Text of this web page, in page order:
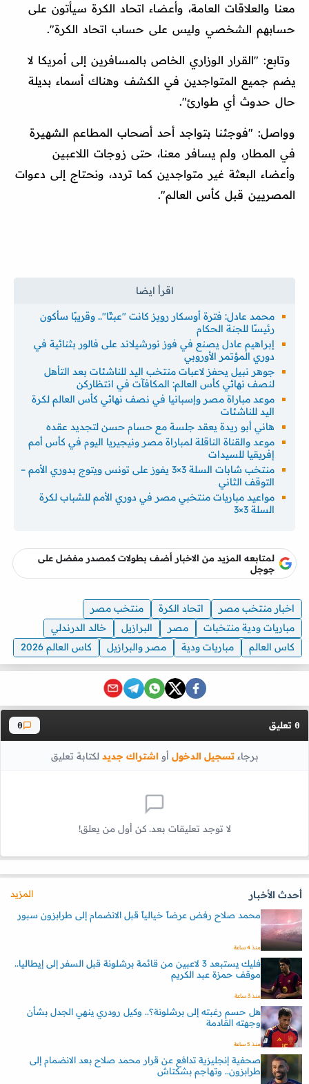
معنا والعلاقات العامة، وأعضاء اتحاد الكرة سيأتون على
حسابهم الشخصي وليس على حساب اتحاد الكرة".
وتابع: "القرار الوزاري الخاص بالمسافرين إلى أمريكا لا
يضم جميع المتواجدين في الكشف وهناك أسماء بديلة
حال حدوث أي طوارئ".
وواصل: "فوجئنا بتواجد أحد أصحاب المطاعم الشهيرة
في المطار، ولم يسافر معنا، حتى زوجات اللاعبين
وأعضاء البعثة غير متواجدين كما تردد، ونحتاج إلى دعوات
المصريين قبل كأس العالم".
محمد عادل: فترة أوسكار رويز كانت "عبثًا".. وقريبًا سأكون
رئيسًا للجنة الحكام
إبراهيم عادل يصنع في فوز نورشيلاند على فالور بثنائية في
دوري المؤتمر الأوروبي
جوهر نبيل يحفز لاعبات منتخب اليد للناشئات بعد التأهل
لنصف نهائي كأس العالم: المكافآت في انتظاركن
موعد مباراة مصر وإسبانيا في نصف نهائي كأس العالم لكرة
اليد للناشئات
هاني أبو ريدة يعقد جلسة مع حسام حسن لتجديد عقده
موعد والقناة الناقلة لمباراة مصر ونيجيريا اليوم في كأس أمم
إفريقيا للسيدات
منتخب شابات السلة 3×3 يفوز على تونس ويتوج بدوري الأمم –
التوقف الثاني
مواعيد مباريات منتخبي مصر في دوري الأمم للشباب لكرة
السلة 3×3
لمتابعه المزيد من الاخبار أضف بطولات كمصدر مفضل على
جوجل
اخبار منتخب مصر اتحاد الكرة
منتخب مصر
مباريات ودية منتخبات
مصر البرازيل
خالد الدرندلي
كاس العالم
مباريات ودية مصر والبرازيل كاس العالم 2026
0 تعليق 0
برجاءتسجيل الدخول أواشتراك جديد لكتابة تعليق
لا توجد تعليقات بعد. كن أول من يعلق!
أحدث الأخبار
المزيد
محمد صلاح رفض عرضاً خيالياً قبل الانضمام إلى طرابزون سبور
منذ 4 ساعة
فليك يستبعد 3 لاعبين من قائمة برشلونة قبل السفر إلى إيطاليا..
موقف حمزة عبد الكريم
منذ 3 ساعة
هل حسم رغبته إلى برشلونة؟.. وكيل رودري ينهي الجدل بشأن
وجهته القادمة
منذ 5 ساعة
صحفية إنجليزية تدافع عن قرار محمد صلاح بعد الانضمام إلى
طرابزون.. وتهاجم بشكتاش